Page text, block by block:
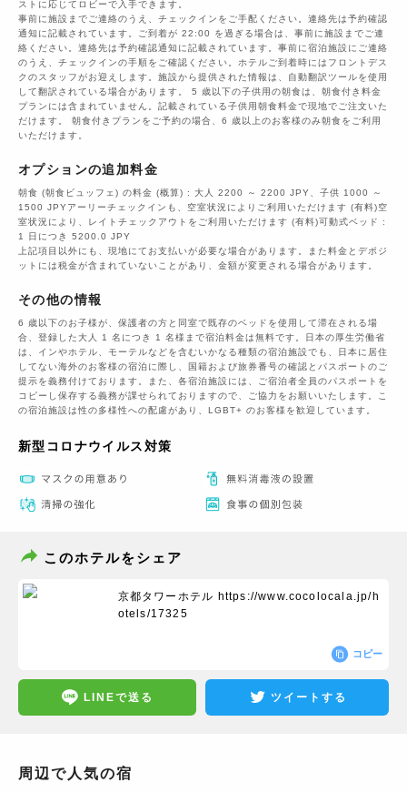
ストに応じてロビーで入手できます。
事前に施設までご連絡のうえ、チェックインをご手配ください。連絡先は予約確認
通知に記載されています。ご到着が 22:00 を過ぎる場合は、事前に施設までご連
絡ください。連絡先は予約確認通知に記載されています。事前に宿泊施設にご連絡
のうえ、チェックインの手順をご確認ください。ホテルご到着時にはフロントデス
クのスタッフがお迎えします。施設から提供された情報は、自動翻訳ツールを使用
して翻訳されている場合があります。 5 歳以下の子供用の朝食は、朝食付き料金
プランには含まれていません。記載されている子供用朝食料金で現地でご注文いた
だけます。 朝食付きプランをご予約の場合、6 歳以上のお客様のみ朝食をご利用
いただけます。
オプションの追加料金
朝食 (朝食ビュッフェ) の料金 (概算) : 大人 2200 ～ 2200 JPY、子供 1000 ～
1500 JPYアーリーチェックインも、空室状況によりご利用いただけます (有料)空
室状況により、レイトチェックアウトをご利用いただけます (有料)可動式ベッド :
1 日につき 5200.0 JPY
上記項目以外にも、現地にてお支払いが必要な場合があります。また料金とデポジ
ットには税金が含まれていないことがあり、金額が変更される場合があります。
その他の情報
6 歳以下のお子様が、保護者の方と同室で既存のベッドを使用して滞在される場
合、登録した大人 1 名につき 1 名様まで宿泊料金は無料です。日本の厚生労働省
は、インやホテル、モーテルなどを含むいかなる種類の宿泊施設でも、日本に​居住
してない海外のお客様の宿泊に際し、国籍および旅券番号の確認とパスポートのご
提示を義務付け​ております。また、各宿泊施設には、ご宿泊者全員のパスポートを
コピーし保存する義務が課せられておりますの​で、ご協力をお願いいたします。こ
の宿泊施設は性の多様性への配慮があり、LGBT+ のお客様を歓迎しています。
新型コロナウイルス対策
このホテルをシェア
京都タワーホテル https://www.cocolocala.jp/h
otels/17325
コピー
LINEで送る ツイートする
周辺で人気の宿